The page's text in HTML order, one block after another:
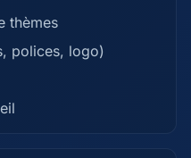
thèmes
polices, logo)